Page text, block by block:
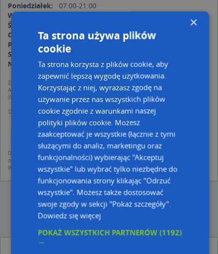
Poniedziałek:
07:00-21:00
Wtorek:
Środa:
Czwartek:
07:00-21:00
Piątek:
07:00-21:00
Sobota:
07:00-21:00
Niedziela:
09:00-20:00
Zgodnie z Rozporządzeniem PE i Rady (UE) o Ochronie Danych Osobowych
Administratorem (RODO), administratorem danych jest AutoMapa sp. z o.o.
(Operator) z siedzibą w Warszawie przy ulicy Domaniewskiej 37.
Operator przetwarza dane osobowe w celu:
dodania ich do bazy Targeo oraz publikacji w wyszukiwarce firm i na
mapach (art. 6 ust. 1 lit. f RODO)
udostępniania danych o firmach partnerom biznesowym operatora (art.
6 ust. 1 lit. f RODO)
Dane pochodzą z publicznych baz CEIDG, GUS, REGON, z firmowych stron www
oraz od podmiotów zewnętrznych.
Więcej informacji dot. RODO:http://regulamin.automapa.pl/odo_przetwarzanie/
×
Ta strona używa plików
cookie
Ta strona korzysta z plików cookie, aby
zapewnić lepszą wygodę użytkowania.
Korzystając z niej, wyrażasz zgodę na
używanie przez nas wszystkich plików
cookie zgodnie z warunkami naszej
polityki plików cookie. Możesz
zaakceptować je wszystkie (łącznie z tymi
służącymi do analiz, marketingu oraz
funkcjonalności) wybierając "Akceptuj
wszystkie" lub wybrać tylko niezbędne do
funkcjonowania strony klikając "Odrzuć
wszystkie". Możesz także dostosować
swoje zgody w sekcji "Pokaż szczegóły".
Dowiedz się więcej
POKAŻ WSZYSTKICH PARTNERÓW(1192)
→